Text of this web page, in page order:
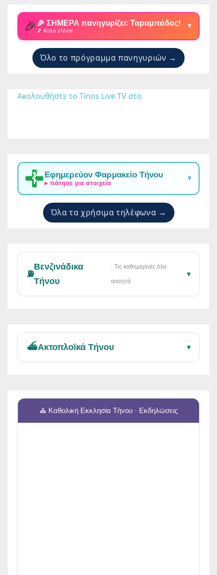
🎉 🎉 ΣΗΜΕΡΑ πανηγυρίζει: Ταραμπάδος!
🎵 Καλό γλέντι!
▼
Όλο το πρόγραμμα πανηγυριών →
Ακολουθήστε το Tinos Live TV στο
Εφημερεύον Φαρμακείο Τήνου
▸ πάτησε για στοιχεία
▼
Όλα τα χρήσιμα τηλέφωνα →
⛽
Βενζινάδικα
Τήνου
· Τις καθημερινές όλα
ανοιχτά
▾
⛴️Ακτοπλοϊκά Τήνου ▾
⛪ Καθολική Εκκλησία Τήνου · Εκδηλώσεις